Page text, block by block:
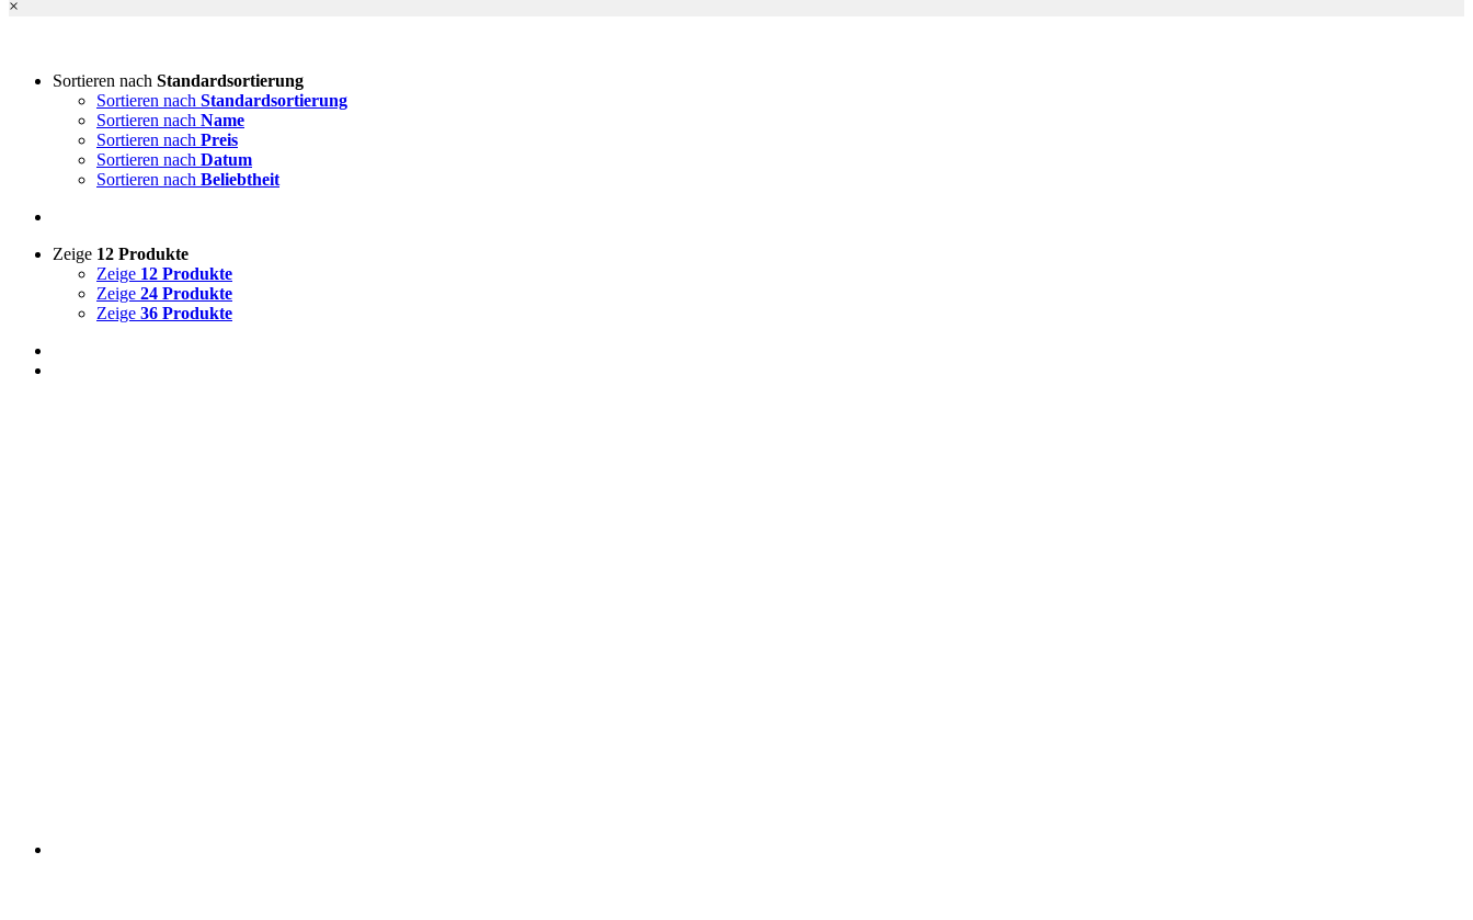
×
Sortieren nach Standardsortierung
Sortieren nach Standardsortierung
Sortieren nach Name
Sortieren nach Preis
Sortieren nach Datum
Sortieren nach Beliebtheit
Zeige 12 Produkte
Zeige 12 Produkte
Zeige 24 Produkte
Zeige 36 Produkte